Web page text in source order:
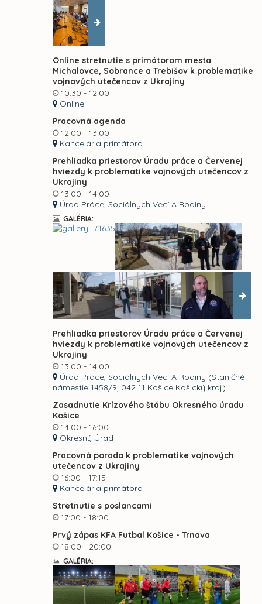
Online stretnutie s primátorom mesta
Michalovce, Sobrance a Trebišov k problematike
vojnových utečencov z Ukrajiny
10:30 - 12:00
Online
Pracovná agenda
12:00 - 13:00
Kancelária primátora
Prehliadka priestorov Úradu práce a Červenej
hviezdy k problematike vojnových utečencov z
Ukrajiny
13:00 - 14:00
Úrad Práce, Sociálnych Vecí A Rodiny
GALÉRIA:
Prehliadka priestorov Úradu práce a Červenej
hviezdy k problematike vojnových utečencov z
Ukrajiny
13:00 - 14:00
Úrad Práce, Sociálnych Vecí A Rodiny (Staničné
námestie 1458/9, 042 11 Košice Košický kraj)
Zasadnutie Krízového štábu Okresného úradu
Košice
14:00 - 16:00
Okresný Úrad
Pracovná porada k problematike vojnových
utečencov z Ukrajiny
16:00 - 17:15
Kancelária primátora
Stretnutie s poslancami
17:00 - 18:00
Prvý zápas KFA Futbal Košice - Trnava
18:00 - 20:00
GALÉRIA: